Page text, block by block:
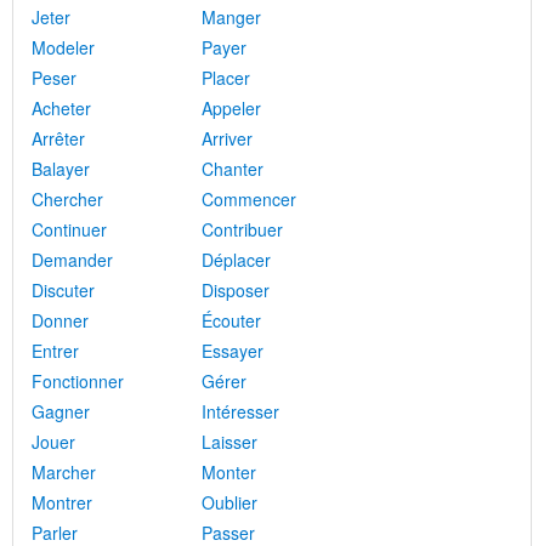
Jeter
Manger
Modeler
Payer
Peser
Placer
Acheter
Appeler
Arrêter
Arriver
Balayer
Chanter
Chercher
Commencer
Continuer
Contribuer
Demander
Déplacer
Discuter
Disposer
Donner
Écouter
Entrer
Essayer
Fonctionner
Gérer
Gagner
Intéresser
Jouer
Laisser
Marcher
Monter
Montrer
Oublier
Parler
Passer